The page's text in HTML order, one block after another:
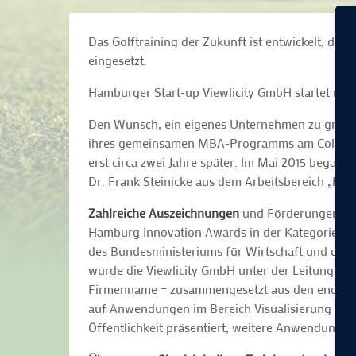
Das Golftraining der Zukunft ist entwickelt, der
eingesetzt.
Hamburger Start-up Viewlicity GmbH startet mit
Den Wunsch, ein eigenes Unternehmen zu
ihres gemeinsamen MBA-Programms am
erst circa zwei Jahre später. Im Mai 2015
Dr. Frank Steinicke aus dem Arbeitsbereich
Zahlreiche Auszeichnungen und Förderungen
Hamburg Innovation Awards in der Kategorie
des Bundesministeriums für Wirtschaft und der
wurde die Viewlicity GmbH unter der Leitung
Firmenname – zusammengesetzt aus den
auf Anwendungen im Bereich Visualisierung
Öffentlichkeit präsentiert, weitere Anwendungen